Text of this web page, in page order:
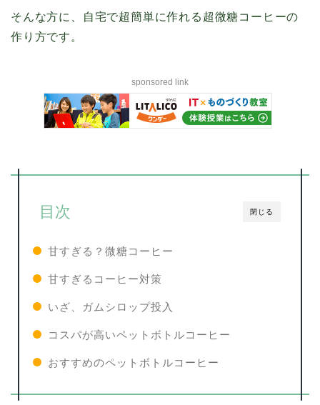
そんな方に、自宅で超簡単に作れる超微糖コーヒーの
作り方です。
sponsored link
閉じる
目次
甘すぎる？微糖コーヒー
甘すぎるコーヒー対策
いざ、ガムシロップ投入
コスパが高いペットボトルコーヒー
おすすめのペットボトルコーヒー